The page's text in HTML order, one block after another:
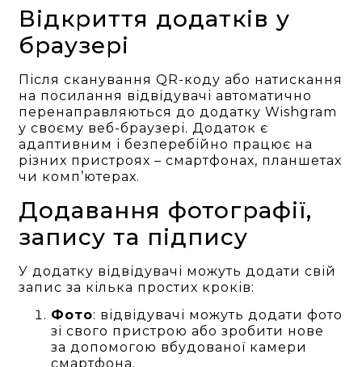
Відкриття додатків у
браузері
Після сканування QR-коду або натискання
на посилання відвідувачі автоматично
перенаправляються до додатку Wishgram
у своєму веб-браузері. Додаток є
адаптивним і безперебійно працює на
різних пристроях – смартфонах, планшетах
чи комп’ютерах.
Додавання фотографії,
запису та підпису
У додатку відвідувачі можуть додати свій
запис за кілька простих кроків:
Фото: відвідувачі можуть додати фото
зі свого пристрою або зробити нове
за допомогою вбудованої камери
смартфона.